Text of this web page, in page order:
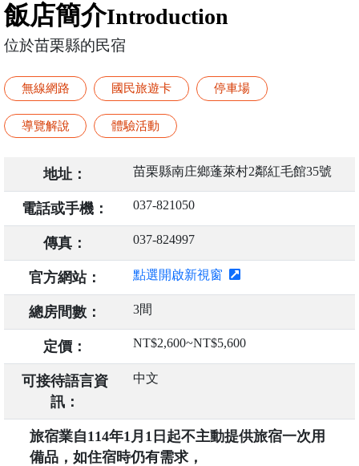
飯店簡介Introduction
位於苗栗縣的民宿
無線網路 國民旅遊卡 停車場
導覽解說 體驗活動
地址： 苗栗縣南庄鄉蓬萊村2鄰紅毛館35號
電話或手機： 037-821050
傳真： 037-824997
官方網站： 點選開啟新視窗
總房間數： 3間
定價： NT$2,600~NT$5,600
可接待語言資
訊：
中文
旅宿業自114年1月1日起不主動提供旅宿一次用
備品，如住宿時仍有需求，